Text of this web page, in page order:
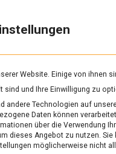
&
Website. Einige von ihnen
sind und Ihre Einwilligung zu
andere Technologien auf
Daten können
über die Verwendung
dieses Angebot zu nutzen. Sie
möglicherweise nicht